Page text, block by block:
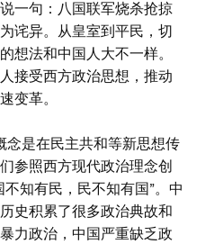
一句：八国联军烧杀抢掠
诧异。从皇室到平民，切
想法和中国人大不一样。
接受西方政治思想，推动
变革。
念是在民主共和等新思想传
参照西方现代政治理念创
知有民，民不知有国”。中
史积累了很多政治典故和
力政治，中国严重缺乏政